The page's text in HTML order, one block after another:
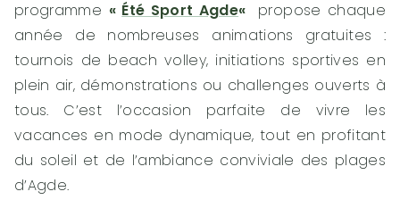
programme « Été Sport Agde«
propose chaque
année de nombreuses animations gratuites :
tournois de beach volley, initiations sportives en
plein air, démonstrations ou challenges ouverts à
tous. C’est l’occasion parfaite de vivre les
vacances en mode dynamique, tout en profitant
du soleil et de l’ambiance conviviale des plages
d’Agde.